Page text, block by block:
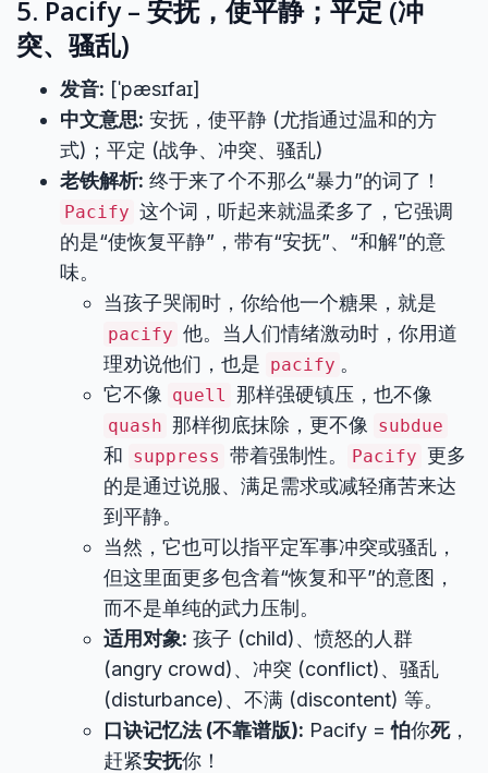
5. Pacify – 安抚，使平静；平定 (冲
突、骚乱)
发音: [ˈpæsɪfaɪ]
中文意思: 安抚，使平静 (尤指通过温和的方
式)；平定 (战争、冲突、骚乱)
老铁解析: 终于来了个不那么“暴力”的词了！
Pacify 这个词，听起来就温柔多了，它强调
的是“使恢复平静”，带有“安抚”、“和解”的意
味。
当孩子哭闹时，你给他一个糖果，就是
pacify 他。当人们情绪激动时，你用道
理劝说他们，也是 pacify 。
它不像
quell 那样强硬镇压，也不像
quash 那样彻底抹除，更不像 subdue
和 suppress 带着强制性。 Pacify 更多
的是通过说服、满足需求或减轻痛苦来达
到平静。
当然，它也可以指平定军事冲突或骚乱，
但这里面更多包含着“恢复和平”的意图，
而不是单纯的武力压制。
适用对象: 孩子 (child)、愤怒的人群
(angry crowd)、冲突 (conflict)、骚乱
(disturbance)、不满 (discontent) 等。
口诀记忆法 (不靠谱版): Pacify =怕你死，
赶紧安抚你！